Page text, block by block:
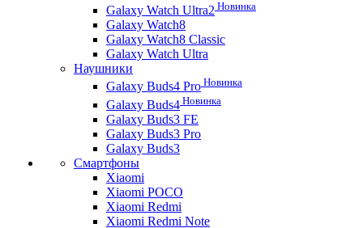
Galaxy Watch Ultra2 Новинка
Galaxy Watch8
Galaxy Watch8 Classic
Galaxy Watch Ultra
Наушники
Galaxy Buds4 Pro Новинка
Galaxy Buds4 Новинка
Galaxy Buds3 FE
Galaxy Buds3 Pro
Galaxy Buds3
Смартфоны
Xiaomi
Xiaomi POCO
Xiaomi Redmi
Xiaomi Redmi Note